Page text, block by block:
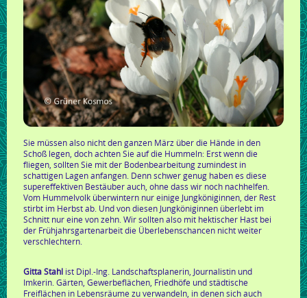
Sie müssen also nicht den ganzen März über die Hände in den
Schoß legen, doch achten Sie auf die Hummeln: Erst wenn die
fliegen, sollten Sie mit der Bodenbearbeitung zumindest in
schattigen Lagen anfangen. Denn schwer genug haben es diese
supereffektiven Bestäuber auch, ohne dass wir noch nachhelfen.
Vom Hummelvolk überwintern nur einige Jungköniginnen, der Rest
stirbt im Herbst ab. Und von diesen Jungköniginnen überlebt im
Schnitt nur eine von zehn. Wir sollten also mit hektischer Hast bei
der Frühjahrsgartenarbeit die Überlebenschancen nicht weiter
verschlechtern.
Gitta Stahl ist Dipl.-Ing. Landschaftsplanerin, Journalistin und
Imkerin. Gärten, Gewerbeflächen, Friedhöfe und städtische
Freiflächen in Lebensräume zu verwandeln, in denen sich auch